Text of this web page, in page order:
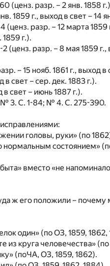
(ценз. разр. – 2 янв. 1858
1859 г., выход в свет – 14
разр. – 12 марта 1859
г.).
разр. – 8 мая 1859 г.,
– 15 нояб. 1861 г., выход в
свет – сер. дек. 1883 г.).
свет – июнь 1887 г.).
№ 3. С. 1-84; № 4. С. 275-390.
головы, руки» (по
нормальным состоянием»
вместо «не напоминало
ж его положили – почему
один» (по ОЗ, 1859, 1862,
из круга человечества»
(поЧА, ОЗ, 1859, 1862).